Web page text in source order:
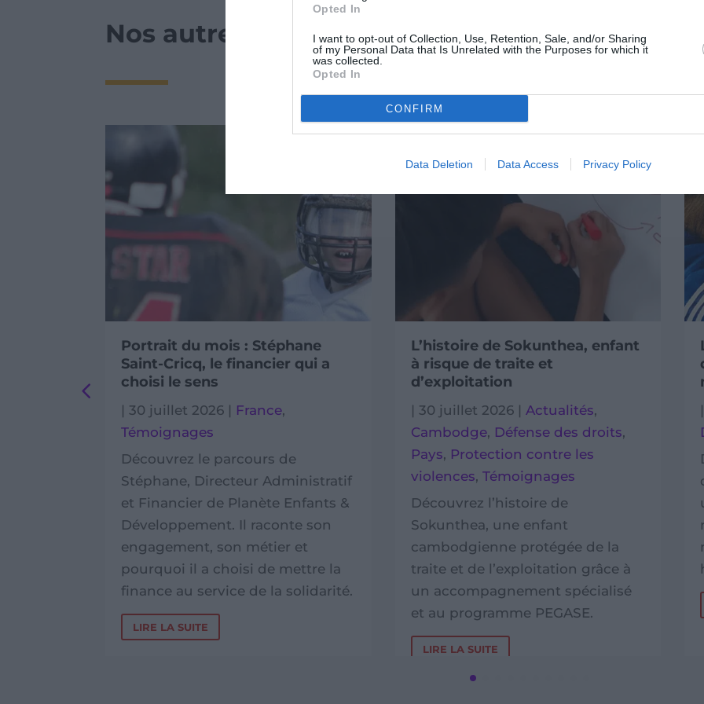
Opted In
I want to opt-out of Collection, Use, Retention, Sale, and/or Sharing
of my Personal Data that Is Unrelated with the Purposes for which it
was collected.
Opted In
CONFIRM
Data Deletion Data Access Privacy Policy
Nos autres actualités :
Portrait du mois : Stéphane
Saint-Cricq, le financier qui a
choisi le sens
30 juillet 2026 France,
Témoignages
Découvrez le parcours de
Stéphane, Directeur Administratif
et Financier de Planète Enfants &
Développement. Il raconte son
engagement, son métier et
pourquoi il a choisi de mettre la
finance au service de la solidarité.
LIRE LA SUITE
L’histoire de Sokunthea, enfant
à risque de traite et
d’exploitation
30 juillet 2026 Actualités,
Cambodge, Défense des droits,
Pays, Protection contre les
violences, Témoignages
Découvrez l’histoire de
Sokunthea, une enfant
cambodgienne protégée de la
traite et de l’exploitation grâce à
un accompagnement spécialisé
et au programme PEGASE.
LIRE LA SUITE